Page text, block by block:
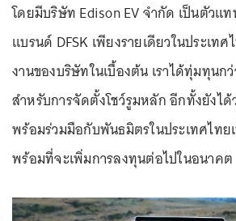
โดยมีบริษัท Edison EV จำกัด เป็นตัว
แบรนด์ DFSK เพียงรายเดียวในประเท
งานของบริษัทในเบื้องต้น เราได้ทุ่มทุนก
สำหรับการจัดตั้งโชว์รูมหลัก อีกทั้งยังไ
พร้อมร่วมมือกับพันธมิตรในประเทศไท
พร้อมที่จะเพิ่มการลงทุนต่อไปในอนาคต